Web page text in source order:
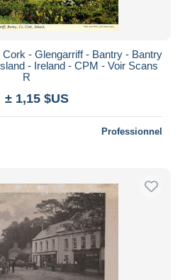
- Glengarriff - Bantry - Bantry
- Ireland - CPM - Voir Scans
R
± 1,15 $US
Professionnel